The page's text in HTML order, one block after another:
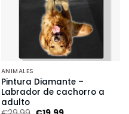
ANIMALES
Pintura Diamante –
Labrador de cachorro a
adulto